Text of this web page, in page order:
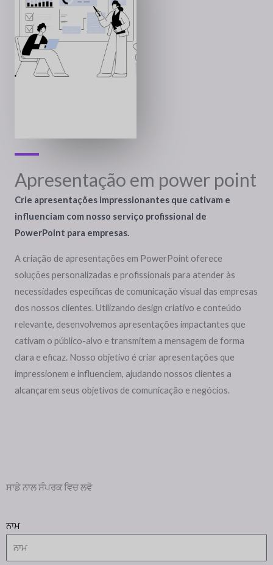
Apresentação em power point
Crie apresentações impressionantes que cativam e
influenciam com nosso serviço profissional de
PowerPoint para empresas.
A criação de apresentações em PowerPoint oferece
soluções personalizadas e profissionais para atender às
necessidades específicas de comunicação visual das empresas
dos nossos clientes. Utilizando design criativo e conteúdo
relevante, desenvolvemos apresentações impactantes que
cativam o público-alvo e transmitem a mensagem de forma
clara e eficaz. Nosso objetivo é criar apresentações que
impressionem e influenciem, ajudando nossos clientes a
alcançarem seus objetivos de comunicação e negócios.
ਸਾਡੇ ਨਾਲ ਸੰਪਰਕ ਵਿਚ ਲਵੋ
ਨਾਮ